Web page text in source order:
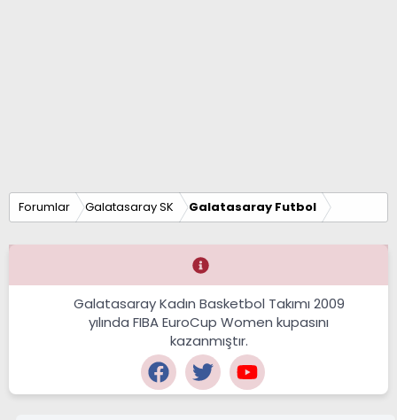
Forumlar Galatasaray SK Galatasaray Futbol
Galatasaray Kadın Basketbol Takımı 2009
yılında FIBA EuroCup Women kupasını
kazanmıştır.